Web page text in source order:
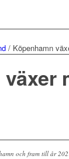
/ Köpenhamn
och fram till år